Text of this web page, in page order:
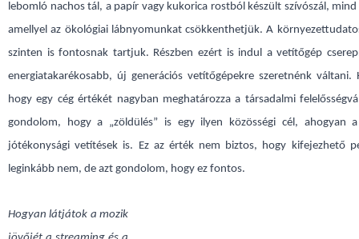
lebomló nachos tál, a papír vagy kukorica rostból készült szívószál,
amellyel az ökológiai lábnyomunkat csökkenthetjük. A
szinten is fontosnak tartjuk. Részben ezért is indul a vetítőgép
energiatakarékosabb, új generációs vetítőgépekre szeretnénk váltani.
hogy egy cég értékét nagyban meghatározza a társadalmi
gondolom, hogy a „zöldülés” is egy ilyen közösségi cél, ahogyan
jótékonysági vetítések is. Ez az érték nem biztos, hogy kifejezhető
leginkább nem, de azt gondolom, hogy ez fontos.
Hogyan látjátok a mozik